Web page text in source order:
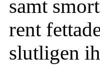
samt
rent
slutligen